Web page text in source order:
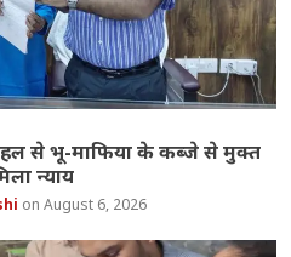
से भू-माफिया के कब्जे से मुक्त
न्याय
August 6, 2026